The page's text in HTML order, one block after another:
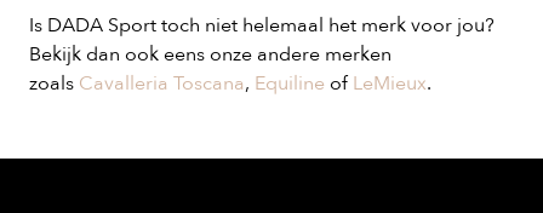
Is DADA Sport toch niet helemaal het merk voor jou?
Bekijk dan ook eens onze andere merken
zoals Cavalleria Toscana, Equiline ofLeMieux.